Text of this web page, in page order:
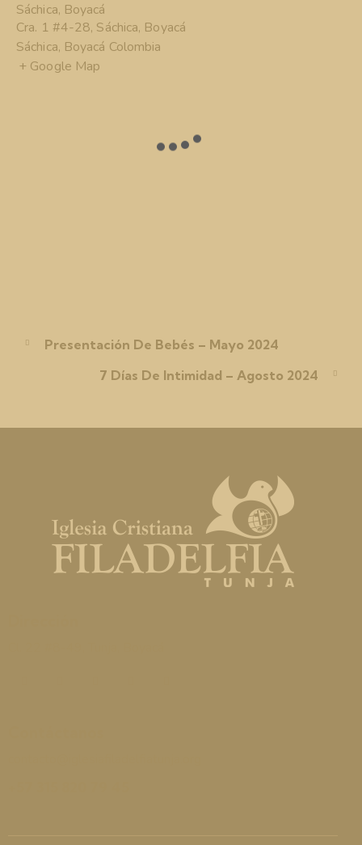
Sáchica, Boyacá
Cra. 1 #4-28, Sáchica, Boyacá
Sáchica, Boyacá Colombia
+ Google Map
Presentación De Bebés – Mayo 2024
7 Días De Intimidad – Agosto 2024